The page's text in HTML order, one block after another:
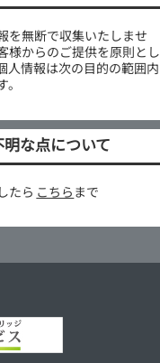
を無断で収集いたしませ
様からのご提供を原則とし
人情報は次の目的の範囲内
な点について
たら こちら まで